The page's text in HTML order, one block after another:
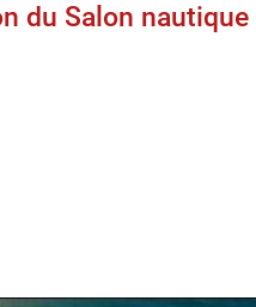
du Salon